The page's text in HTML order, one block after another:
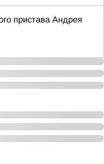
пристава Андрея